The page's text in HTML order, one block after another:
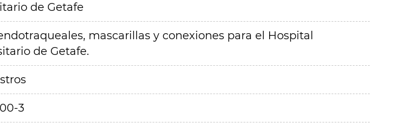
de Getafe
mascarillas y conexiones para el Hospital
de Getafe.
3